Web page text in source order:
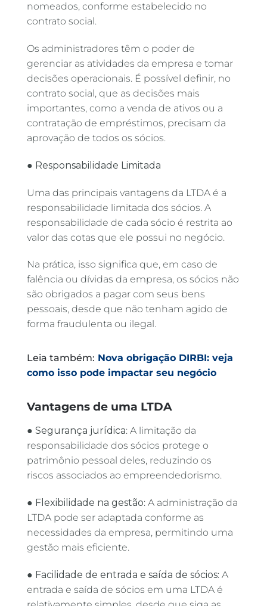
nomeados, conforme estabelecido no
contrato social.
Os administradores têm o poder de
gerenciar as atividades da empresa e tomar
decisões operacionais. É possível definir, no
contrato social, que as decisões mais
importantes, como a venda de ativos ou a
contratação de empréstimos, precisam da
aprovação de todos os sócios.
● Responsabilidade Limitada
Uma das principais vantagens da LTDA é a
responsabilidade limitada dos sócios. A
responsabilidade de cada sócio é restrita ao
valor das cotas que ele possui no negócio.
Na prática, isso significa que, em caso de
falência ou dívidas da empresa, os sócios não
são obrigados a pagar com seus bens
pessoais, desde que não tenham agido de
forma fraudulenta ou ilegal.
Leia também: Nova obrigação DIRBI: veja
como isso pode impactar seu negócio
Vantagens de uma LTDA
● Segurança jurídica: A limitação da
responsabilidade dos sócios protege o
patrimônio pessoal deles, reduzindo os
riscos associados ao empreendedorismo.
● Flexibilidade na gestão: A administração da
LTDA pode ser adaptada conforme as
necessidades da empresa, permitindo uma
gestão mais eficiente.
● Facilidade de entrada e saída de sócios: A
entrada e saída de sócios em uma LTDA é